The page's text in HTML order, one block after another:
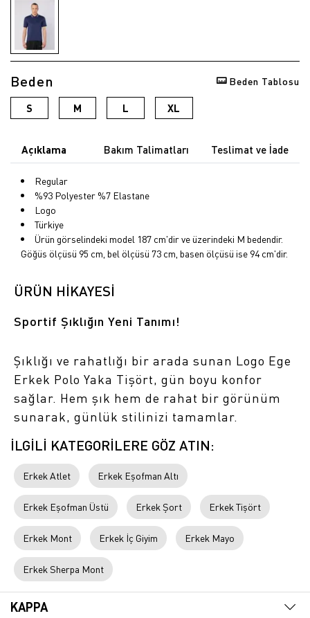
Beden Beden Tablosu
S M L XL
Açıklama Bakım Talimatları Teslimat ve İade
Regular
%93 Polyester %7 Elastane
Logo
Türkiye
Ürün görselindeki model 187 cm'dir ve üzerindeki M bedendir.
Göğüs ölçüsü 95 cm, bel ölçüsü 73 cm, basen ölçüsü ise 94 cm'dir.
ÜRÜN HİKAYESİ
Sportif Şıklığın Yeni Tanımı!
Şıklığı ve rahatlığı bir arada sunan Logo Ege
Erkek Polo Yaka Tişört, gün boyu konfor
sağlar. Hem şık hem de rahat bir görünüm
sunarak, günlük stilinizi tamamlar.
İLGİLİ KATEGORİLERE GÖZ ATIN:
Erkek Atlet Erkek Eşofman Altı
Erkek Eşofman Üstü Erkek Şort Erkek Tişört
Erkek Mont Erkek İç Giyim Erkek Mayo
Erkek Sherpa Mont
KAPPA